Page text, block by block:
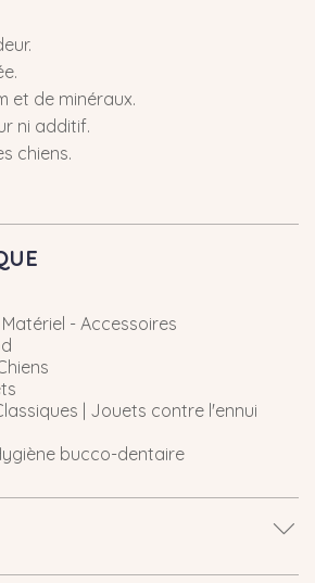
et de minéraux.
ni additif.
chiens.
Matériel - Accessoires
| Jouets contre l'ennui
bucco-dentaire